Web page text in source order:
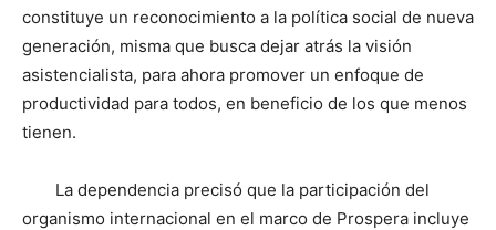
constituye un reconocimiento a la política social de nueva
generación, misma que busca dejar atrás la visión
asistencialista, para ahora promover un enfoque de
productividad para todos, en beneficio de los que menos
tienen.
La dependencia precisó que la participación del
organismo internacional en el marco de Prospera incluye